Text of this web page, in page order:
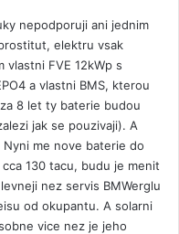
nepodporuji ani jednim
elektru vsak
vlastni FVE 12kWp s
a vlastni BMS, kterou
8 let ty baterie budou
jak se pouzivaji). A
me nove baterie do
130 tacu, budu je menit
nez servis BMWerglu
od okupantu. A solarni
vice nez je jeho